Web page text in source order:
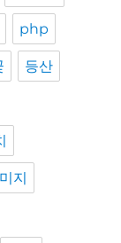
php
등산
지